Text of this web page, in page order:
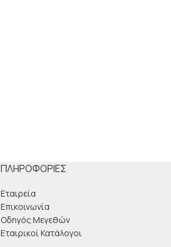
ΠΛΗΡΟΦΟΡΊΕΣ
Εταιρεία
Επικοινωνία
Οδηγός Μεγεθών
Εταιρικοί Κατάλογοι